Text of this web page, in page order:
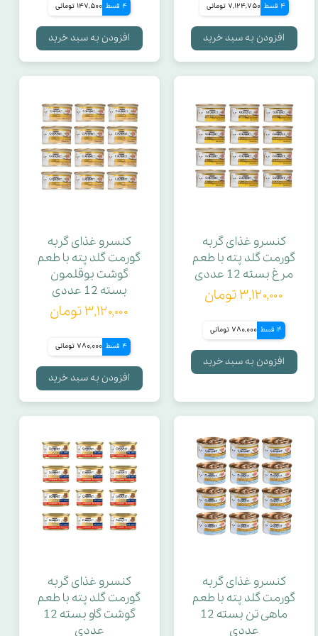
تعداد در مجموعه
قابلیت تی کشی
مکش توربو
مناسب سگ نژاد بزرگ
بافت کنسرو
گلوتن
بافت
زینک
ویتامین B
ویتامین A
نوع محصول
امگا 6
4 قسط 7,124,750 تومانی
افزودن به سبد خرید
4 قسط 147,500 تومانی
افزودن به سبد خرید
کنسرو غذای گربه
گورمت گلد پته با طعم
مرغ بسته 12 عددی
۳,۱۲۰,۰۰۰ تومان
4 قسط 780,000 تومانی
افزودن به سبد خرید
کنسرو غذای گربه
گورمت گلد پته با طعم
گوشت بوقلمون
بسته 12 عددی
۳,۱۲۰,۰۰۰ تومان
4 قسط 780,000 تومانی
افزودن به سبد خرید
کنسرو غذای گربه
گورمت گلد پته با طعم
ماهی تن بسته 12
عددی
کنسرو غذای گربه
گورمت گلد پته با طعم
گوشت گاو بسته 12
عددی